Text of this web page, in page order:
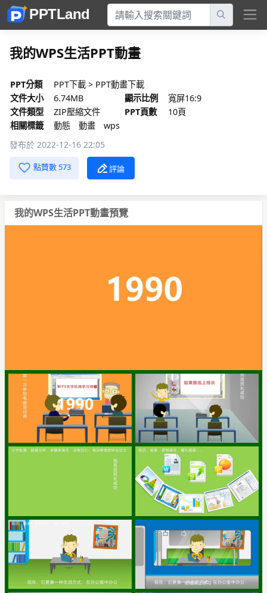
我的WPS生活PPT動畫
PPT分類 PPT下載 > PPT動畫下載
文件大小
6.74MB 顯示比例
寬屏16:9
文件類型
ZIP壓縮文件 PPT頁數
10頁
相關標籤
動態 動畫
wps
發布於 2022-12-16 22:05
點贊數 573 評論
我的WPS生活PPT動畫預覽